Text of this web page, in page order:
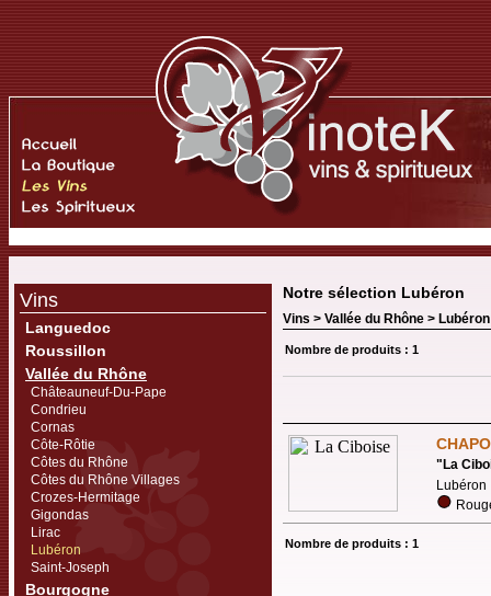
Vins
Languedoc
Roussillon
Vallée du Rhône
Châteauneuf-Du-Pape
Condrieu
Cornas
Côte-Rôtie
Côtes du Rhône
Côtes du Rhône Villages
Crozes-Hermitage
Gigondas
Lirac
Lubéron
Saint-Joseph
Bourgogne
Notre sélection Lubéron
Vins > Vallée du Rhône > Lubéron
Nombre de produits : 1
" La
Lubéron
Nombre de produits : 1